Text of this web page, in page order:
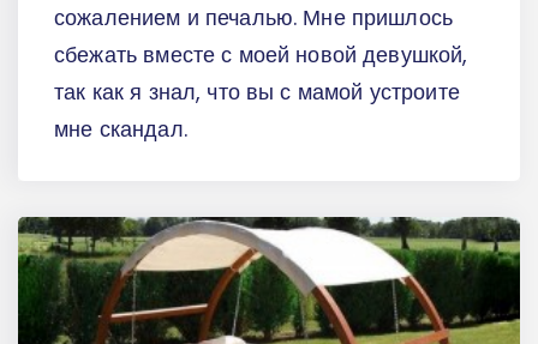
сожалением и печалью. Мне пришлось
сбежать вместе с моей новой девушкой,
так как я знал, что вы с мамой устроите
мне скандал.